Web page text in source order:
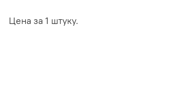
Цена за 1 штуку.